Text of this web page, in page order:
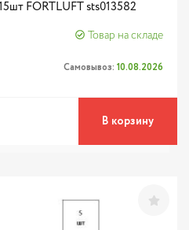
FORTLUFT sts013582
Товар на складе
Самовывоз: 10.08.2026
В корзину